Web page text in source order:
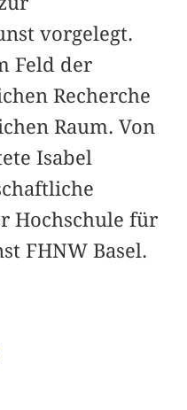
vorgelegt.
Feld der
Recherche
Raum. Von
Isabel
Hochschule für
FHNW Basel.